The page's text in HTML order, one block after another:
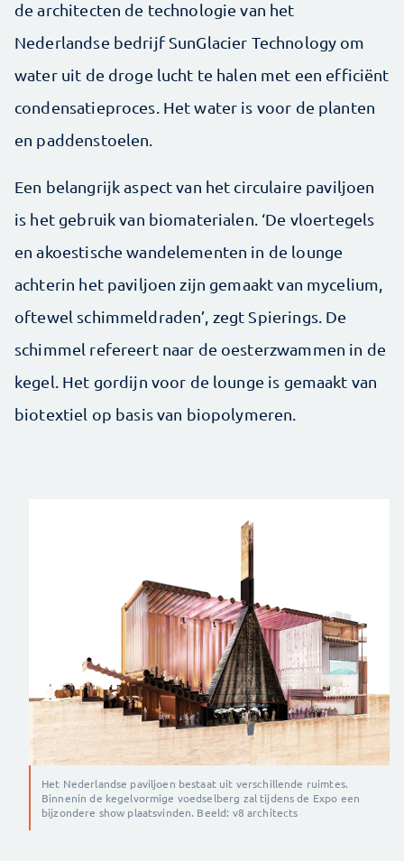
de architecten de technologie van het
Nederlandse bedrijf SunGlacier Technology om
water uit de droge lucht te halen met een efficiënt
condensatieproces. Het water is voor de planten
en paddenstoelen.
Een belangrijk aspect van het circulaire paviljoen
is het gebruik van biomaterialen. ‘De vloertegels
en akoestische wandelementen in de lounge
achterin het paviljoen zijn gemaakt van mycelium,
oftewel schimmeldraden’, zegt Spierings. De
schimmel refereert naar de oesterzwammen in de
kegel. Het gordijn voor de lounge is gemaakt van
biotextiel op basis van biopolymeren.
Het Nederlandse paviljoen bestaat uit verschillende ruimtes.
Binnenin de kegelvormige voedselberg zal tijdens de Expo een
bijzondere show plaatsvinden. Beeld: v8 architects